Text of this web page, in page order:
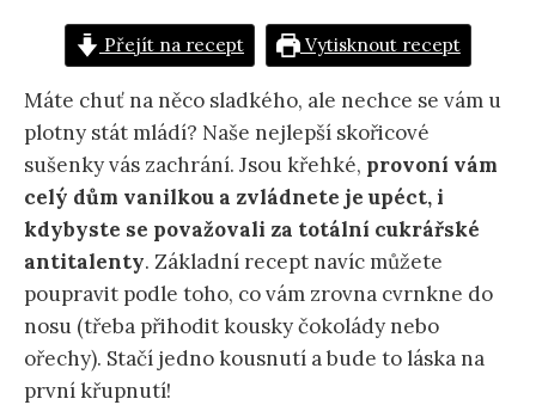
Přejít na recept Vytisknout recept
Máte chuť na něco sladkého, ale nechce se vám u
plotny stát mládí? Naše nejlepší skořicové
sušenky vás zachrání. Jsou křehké, provoní vám
celý dům vanilkou a zvládnete je upéct, i
kdybyste se považovali za totální cukrářské
antitalenty. Základní recept navíc můžete
poupravit podle toho, co vám zrovna cvrnkne do
nosu (třeba přihodit kousky čokolády nebo
ořechy). Stačí jedno kousnutí a bude to láska na
první křupnutí!